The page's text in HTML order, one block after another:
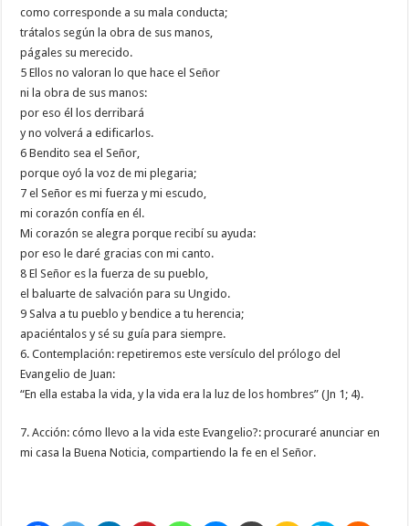
como corresponde a su mala conducta;
trátalos según la obra de sus manos,
págales su merecido.
5 Ellos no valoran lo que hace el Señor
ni la obra de sus manos:
por eso él los derribará
y no volverá a edificarlos.
6 Bendito sea el Señor,
porque oyó la voz de mi plegaria;
7 el Señor es mi fuerza y mi escudo,
mi corazón confía en él.
Mi corazón se alegra porque recibí su ayuda:
por eso le daré gracias con mi canto.
8 El Señor es la fuerza de su pueblo,
el baluarte de salvación para su Ungido.
9 Salva a tu pueblo y bendice a tu herencia;
apaciéntalos y sé su guía para siempre.
6. Contemplación: repetiremos este versículo del prólogo del
Evangelio de Juan:
“En ella estaba la vida, y la vida era la luz de los hombres” (Jn 1; 4).
7. Acción: cómo llevo a la vida este Evangelio?: procuraré anunciar en
mi casa la Buena Noticia, compartiendo la fe en el Señor.